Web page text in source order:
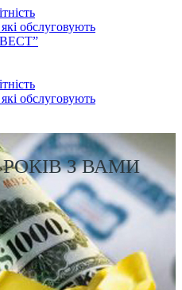
обслуговують
обслуговують
РОКІВ З ВАМИ